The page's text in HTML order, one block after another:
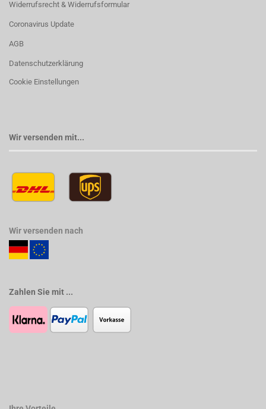
Widerrufsrecht & Widerrufsformular
Coronavirus Update
AGB
Datenschutzerklärung
Cookie Einstellungen
Wir versenden mit...
Wir versenden nach
Zahlen Sie mit ...